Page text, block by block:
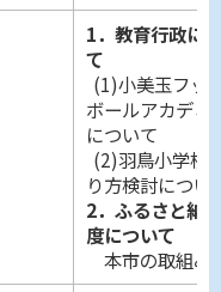
1．教育行政に
て
(1)小美玉フッ
ボールアカデミ
について
(2)羽鳥小学校
り方検討につい
2．ふるさと納
度について
本市の取組み